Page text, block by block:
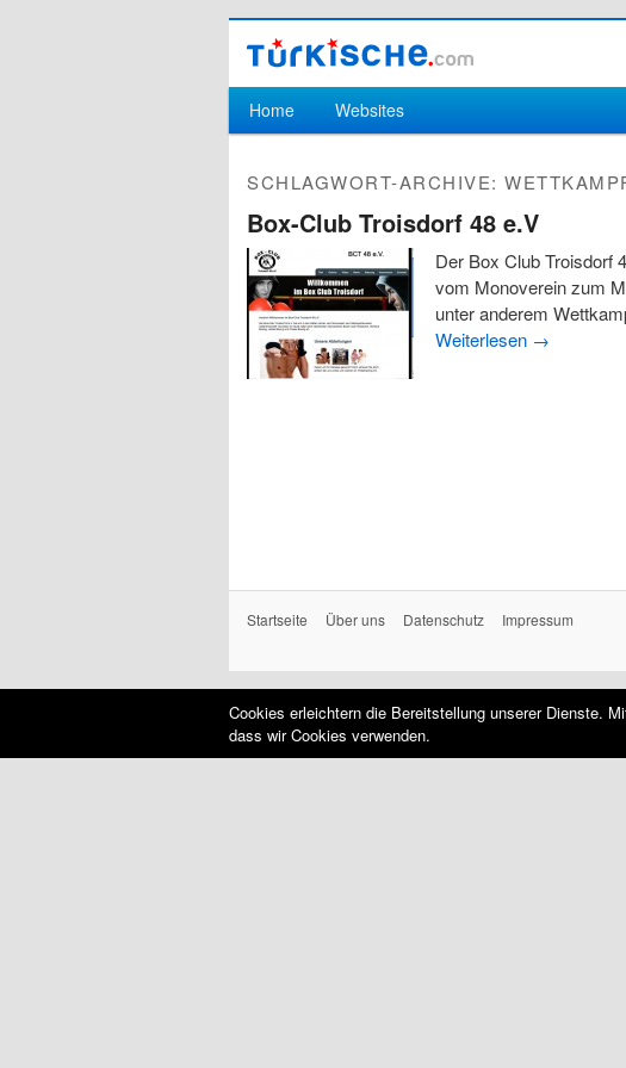
Hauptmenü
Zum Inhalt wechseln
Zum sekundären Inhalt wechseln
Home Websites
SCHLAGWORT-ARCHIVE:
Box-Club Troisdorf 48 e.V
Der Box Club Troisdorf
vom Monoverein zum
unter anderem
Weiterlesen →
Startseite Über uns Datenschutz Impressum
Cookies erleichtern die Bereitstellung unserer Dienste.
dass wir Cookies verwenden.